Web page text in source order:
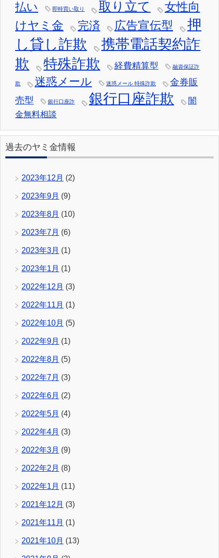
払い 即時買い取り 取り立て
女性向
けヤミ金
完済 広告宣伝型
押
し貸し詐欺
携帯電話契約詐
欺
特殊詐欺 経費精算型 融資保証詐
欺 迷惑メール 迷惑メール 特殊詐欺
金券販
売型
銀行口座詐 銀行口座詐欺
闇
金無料相談
過去のヤミ金情報
2023年12月 (2)
2023年9月 (9)
2023年8月 (10)
2023年7月 (6)
2023年3月 (1)
2023年1月 (1)
2022年12月 (3)
2022年11月 (1)
2022年10月 (5)
2022年9月 (1)
2022年8月 (5)
2022年7月 (3)
2022年6月 (2)
2022年5月 (4)
2022年4月 (3)
2022年3月 (9)
2022年2月 (8)
2022年1月 (11)
2021年12月 (3)
2021年11月 (1)
2021年10月 (13)